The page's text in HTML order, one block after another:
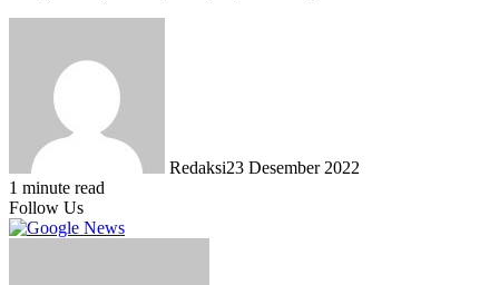
Redaksi23 Desember 2022
1 minute read
Follow Us